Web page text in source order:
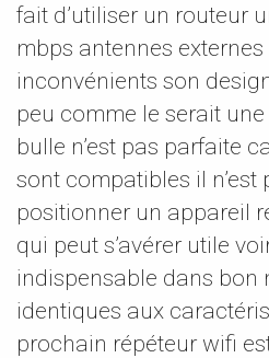
fait d’utiliser un routeur
mbps antennes
inconvénients son
peu comme le serait
bulle n’est pas parfaite
sont compatibles il n’est
positionner un appareil
qui peut s’avérer utile
indispensable dans bon
identiques aux
prochain répéteur wifi